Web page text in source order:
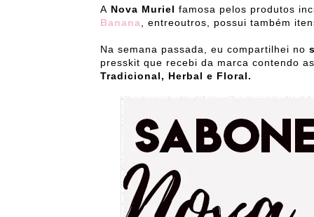
A Nova Muriel famosa pelos produtos
Banana
, entreoutros, possui também
Na semana passada, eu compartilhei no
presskit que recebi da marca contendo
Tradicional, Herbal e Floral.